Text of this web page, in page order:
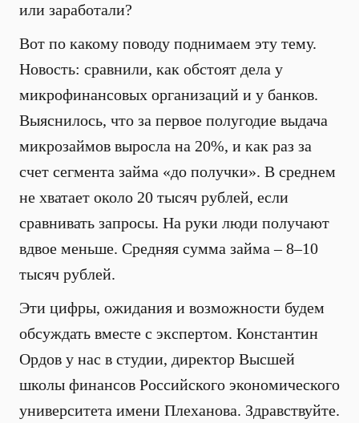
или заработали?
Вот по какому поводу поднимаем эту тему.
Новость: сравнили, как обстоят дела у
микрофинансовых организаций и у банков.
Выяснилось, что за первое полугодие выдача
микрозаймов выросла на 20%, и как раз за
счет сегмента займа «до получки». В среднем
не хватает около 20 тысяч рублей, если
сравнивать запросы. На руки люди получают
вдвое меньше. Средняя сумма займа – 8–10
тысяч рублей.
Эти цифры, ожидания и возможности будем
обсуждать вместе с экспертом. Константин
Ордов у нас в студии, директор Высшей
школы финансов Российского экономического
университета имени Плеханова. Здравствуйте.